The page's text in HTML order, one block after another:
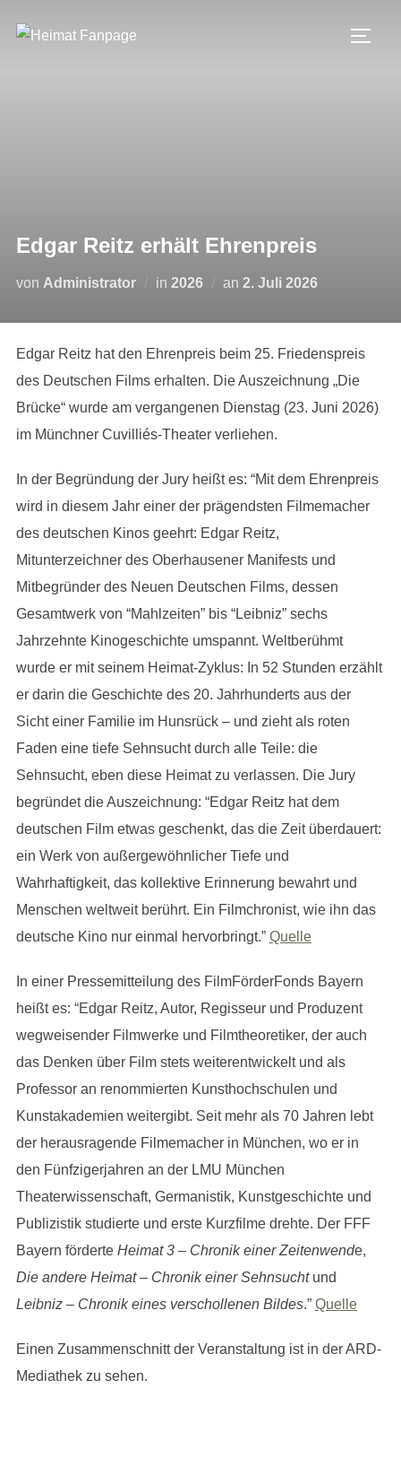
Inhalt
Edgar Reitz erhält Ehrenpreis
von Administrator in 2026 an Veröffentlicht
2. Juli 2026
Edgar Reitz hat den Ehrenpreis beim 25. Friedenspreis
des Deutschen Films erhalten. Die Auszeichnung „Die
Brücke“ wurde am vergangenen Dienstag (23. Juni 2026)
im Münchner Cuvilliés-Theater verliehen.
In der Begründung der Jury heißt es: “Mit dem Ehrenpreis
wird in diesem Jahr einer der prägendsten Filmemacher
des deutschen Kinos geehrt: Edgar Reitz,
Mitunterzeichner des Oberhausener Manifests und
Mitbegründer des Neuen Deutschen Films, dessen
Gesamtwerk von “Mahlzeiten” bis “Leibniz” sechs
Jahrzehnte Kinogeschichte umspannt. Weltberühmt
wurde er mit seinem Heimat-Zyklus: In 52 Stunden erzählt
er darin die Geschichte des 20. Jahrhunderts aus der
Sicht einer Familie im Hunsrück – und zieht als roten
Faden eine tiefe Sehnsucht durch alle Teile: die
Sehnsucht, eben diese Heimat zu verlassen. Die Jury
begründet die Auszeichnung: “Edgar Reitz hat dem
deutschen Film etwas geschenkt, das die Zeit überdauert:
ein Werk von außergewöhnlicher Tiefe und
Wahrhaftigkeit, das kollektive Erinnerung bewahrt und
Menschen weltweit berührt. Ein Filmchronist, wie ihn das
deutsche Kino nur einmal hervorbringt.” Quelle
In einer Pressemitteilung des FilmFörderFonds Bayern
heißt es: “Edgar Reitz, Autor, Regisseur und Produzent
wegweisender Filmwerke und Filmtheoretiker, der auch
das Denken über Film stets weiterentwickelt und als
Professor an renommierten Kunsthochschulen und
Kunstakademien weitergibt. Seit mehr als 70 Jahren lebt
der herausragende Filmemacher in München, wo er in
den Fünfzigerjahren an der LMU München
Theaterwissenschaft, Germanistik, Kunstgeschichte und
Publizistik studierte und erste Kurzfilme drehte. Der FFF
Bayern förderte Heimat 3 – Chronik einer Zeitenwende,
Die andere Heimat – Chronik einer Sehnsuchtund
Leibniz – Chronik eines verschollenen Bildes.” Quelle
Einen Zusammenschnitt der Veranstaltung ist in der ARD-
Mediathek zu sehen.